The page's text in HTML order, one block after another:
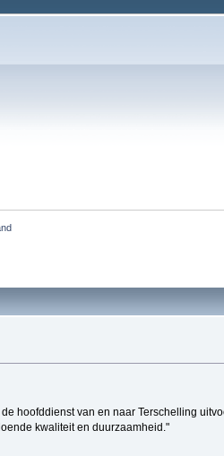
hoofddienst van en naar Terschelling
kwaliteit en duurzaamheid."